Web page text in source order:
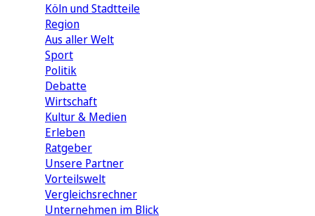
Köln und Stadtteile
Region
Aus aller Welt
Sport
Politik
Debatte
Wirtschaft
Kultur & Medien
Erleben
Ratgeber
Unsere Partner
Vorteilswelt
Vergleichsrechner
Unternehmen im Blick